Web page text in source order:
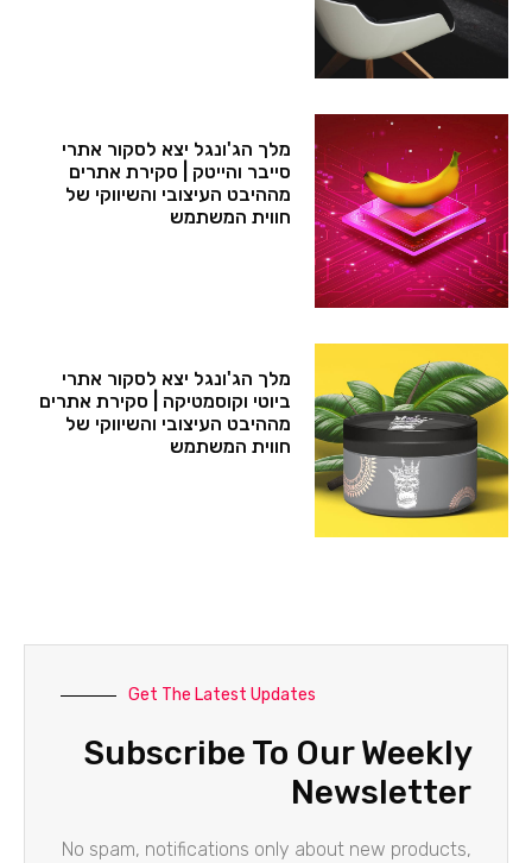
מלך הג'ונגל יצא לסקור אתרי
סייבר והייטק​ | סקירת אתרים
מההיבט העיצובי והשיווקי של
חווית המשתמש​
מלך הג'ונגל יצא לסקור אתרי
ביוטי וקוסמטיקה​ | סקירת אתרים
מההיבט העיצובי והשיווקי של
חווית המשתמש​
Get The Latest Updates
Subscribe To Our Weekly
Newsletter
No spam, notifications only about new products,